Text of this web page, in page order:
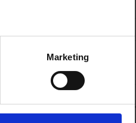
metro,Marketing
medicine (MED/34)